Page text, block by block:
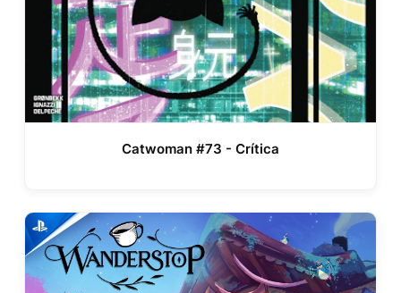
Catwoman #73 - Crítica